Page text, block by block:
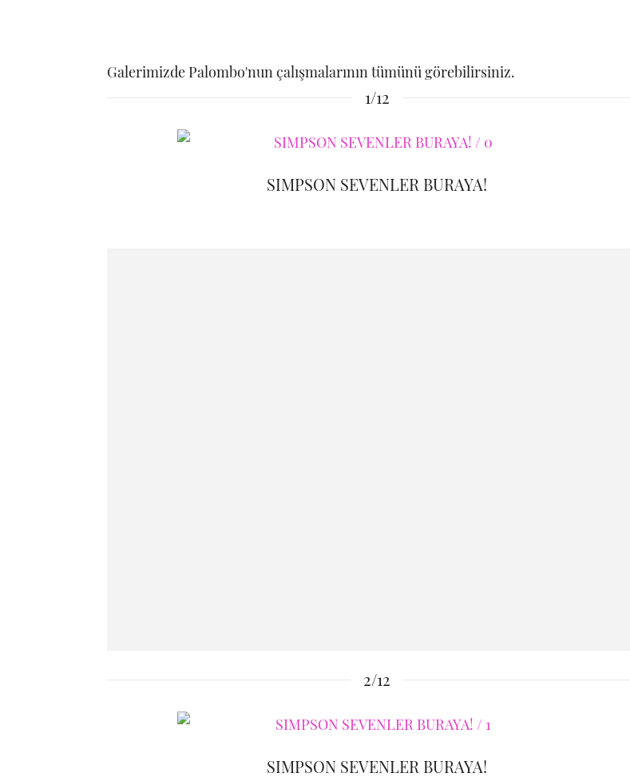
Galerimizde Palombo'nun çalışmalarının tümünü görebilirsiniz.
1/12
SIMPSON SEVENLER BURAYA!
2/12
SIMPSON SEVENLER BURAYA!